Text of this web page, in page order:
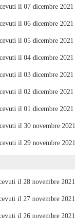
il 07 dicembre 2021
il 06 dicembre 2021
il 05 dicembre 2021
il 04 dicembre 2021
il 03 dicembre 2021
il 02 dicembre 2021
il 01 dicembre 2021
il 30 novembre 2021
il 29 novembre 2021
il 28 novembre 2021
il 27 novembre 2021
il 26 novembre 2021